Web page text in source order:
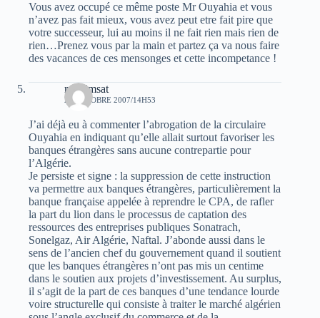
Vous avez occupé ce même poste Mr Ouyahia et vous
n’avez pas fait mieux, vous avez peut etre fait pire que
votre successeur, lui au moins il ne fait rien mais rien de
rien…Prenez vous par la main et partez ça va nous faire
des vacances de ces mensonges et cette incompetance !
rym imsat
27 OCTOBRE 2007/14H53
J’ai déjà eu à commenter l’abrogation de la circulaire
Ouyahia en indiquant qu’elle allait surtout favoriser les
banques étrangères sans aucune contrepartie pour
l’Algérie.
Je persiste et signe : la suppression de cette instruction
va permettre aux banques étrangères, particulièrement la
banque française appelée à reprendre le CPA, de rafler
la part du lion dans le processus de captation des
ressources des entreprises publiques Sonatrach,
Sonelgaz, Air Algérie, Naftal. J’abonde aussi dans le
sens de l’ancien chef du gouvernement quand il soutient
que les banques étrangères n’ont pas mis un centime
dans le soutien aux projets d’investissement. Au surplus,
il s’agit de la part de ces banques d’une tendance lourde
voire structurelle qui consiste à traiter le marché algérien